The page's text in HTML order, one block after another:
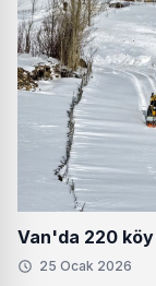
Van'da 220 köy
25 Ocak 2026